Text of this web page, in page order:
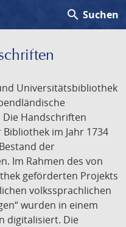
search Suchen
Universitätsbibliothek
Handschriften
im Jahr 1734
der
Im Rahmen des von
geförderten Projekts
volkssprachlichen
wurden in einem
digitalisiert. Die